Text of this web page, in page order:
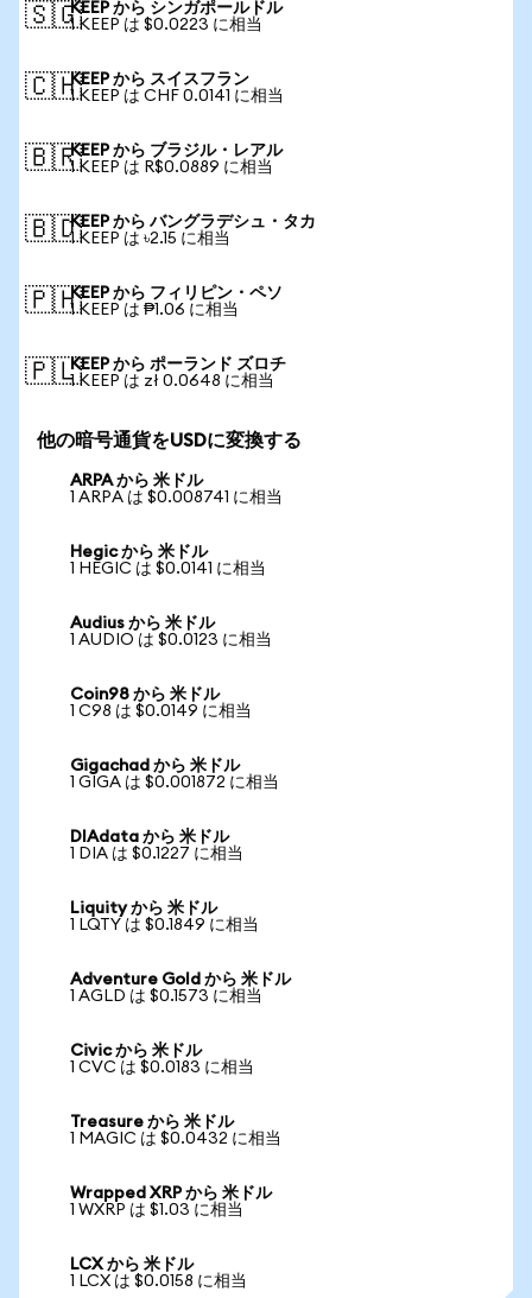
🇸🇬KEEP から シンガポールドル
1 KEEP は $0.0223 に相当
🇨🇭KEEP から スイスフラン
1 KEEP は CHF 0.0141 に相当
🇧🇷KEEP から ブラジル・レアル
1 KEEP は R$0.0889 に相当
🇧🇩KEEP から バングラデシュ・タカ
1 KEEP は ৳2.15 に相当
🇵🇭KEEP から フィリピン・ペソ
1 KEEP は ₱1.06 に相当
🇵🇱KEEP から ポーランド ズロチ
1 KEEP は zł 0.0648 に相当
他の暗号通貨をUSDに変換する
ARPA から 米ドル
1 ARPA は $0.008741 に相当
Hegic から 米ドル
1 HEGIC は $0.0141 に相当
Audius から 米ドル
1 AUDIO は $0.0123 に相当
Coin98 から 米ドル
1 C98 は $0.0149 に相当
Gigachad から 米ドル
1 GIGA は $0.001872 に相当
DIAdata から 米ドル
1 DIA は $0.1227 に相当
Liquity から 米ドル
1 LQTY は $0.1849 に相当
Adventure Gold から 米ドル
1 AGLD は $0.1573 に相当
Civic から 米ドル
1 CVC は $0.0183 に相当
Treasure から 米ドル
1 MAGIC は $0.0432 に相当
Wrapped XRP から 米ドル
1 WXRP は $1.03 に相当
LCX から 米ドル
1 LCX は $0.0158 に相当